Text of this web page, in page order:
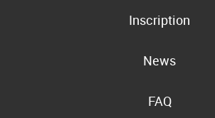
Inscription
News
FAQ